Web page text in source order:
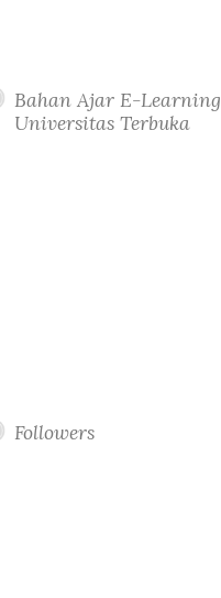
Bahan Ajar E-Learning
Universitas Terbuka
Followers